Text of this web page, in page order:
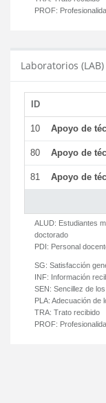
PROF:
Laboratorios (LAB)
ID
10 Apoyo de
80 Apoyo de
81 Apoyo de
ALUD: Estudiantes
doctorado
PDI: Personal
SG: Satisfacción
INF: Información
SEN: Sencillez de
PLA: Adecuación de
TRA: Trato recibido
PROF: